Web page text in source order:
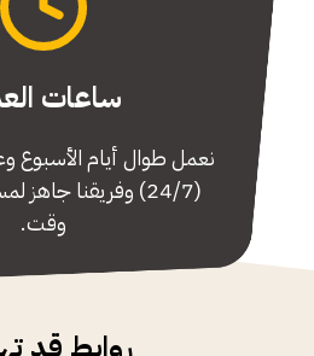
ساعات
نعمل طوال أيام الأسبوع
(24/7) وفريقنا
وقت.